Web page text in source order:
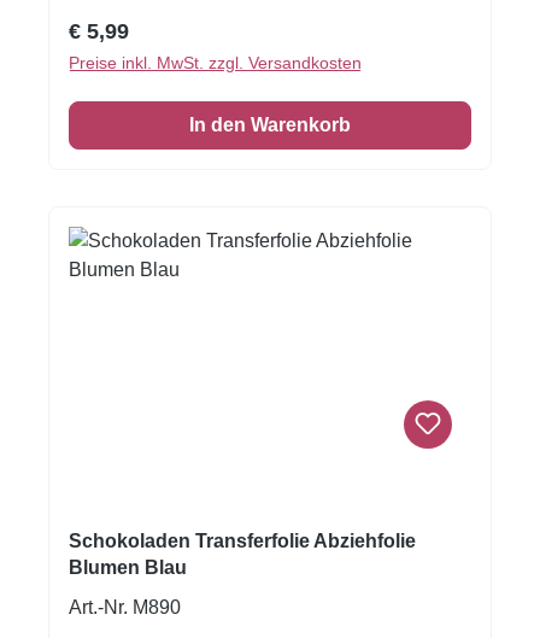
Sie die Schokolade, streichen Sie die
Schokolade auf die Transferfolie, eventuell mit
einer Aufstreichmatte und lassen Sie diese fest
werden. Folie zum Schluss vorsichtig
Regulärer Preis:
€ 5,99
Preise inkl. MwSt. zzgl. Versandkosten
In den Warenkorb
Schokoladen Transferfolie Abziehfolie
Blumen Blau
Art.-Nr. M890